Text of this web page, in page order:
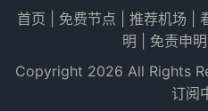
首页
免费节点 推荐机场
明
免责申明
Copyright 2026 All Rights
订阅